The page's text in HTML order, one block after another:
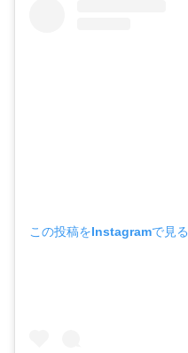
この投稿をInstagramで見る